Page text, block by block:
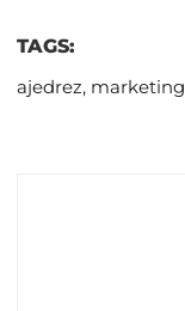
TAGS:
ajedrez, marketing